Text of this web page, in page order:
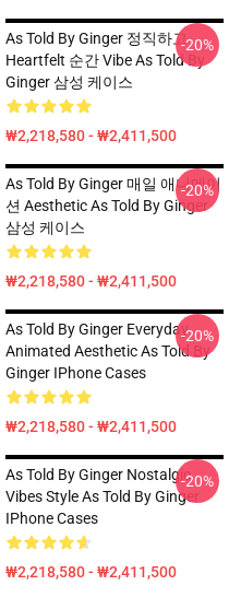
As Told By Ginger 정직하고
Heartfelt 순간 Vibe As Told By
Ginger 삼성 케이스
₩2,218,580 - ₩2,411,500
-20%
As Told By Ginger 매일 애니메이
션 Aesthetic As Told By Ginger
삼성 케이스
₩2,218,580 - ₩2,411,500
-20%
As Told By Ginger Everyday
Animated Aesthetic As Told By
Ginger IPhone Cases
₩2,218,580 - ₩2,411,500
-20%
As Told By Ginger Nostalgic
Vibes Style As Told By Ginger
IPhone Cases
₩2,218,580 - ₩2,411,500
-20%